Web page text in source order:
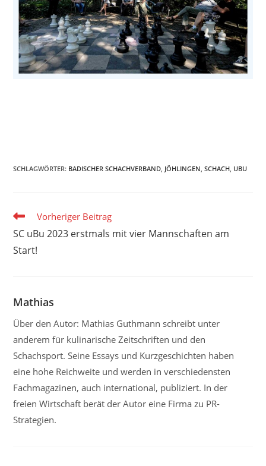
SCHLAGWÖRTER: BADISCHER SCHACHVERBAND, JÖHLINGEN, SCHACH, UBU
Weitere
ansehen
Vorheriger Beitrag
SC uBu 2023 erstmals mit vier Mannschaften am
Start!
Mathias
Über den Autor: Mathias Guthmann schreibt unter
anderem für kulinarische Zeitschriften und den
Schachsport. Seine Essays und Kurzgeschichten haben
eine hohe Reichweite und werden in verschiedensten
Fachmagazinen, auch international, publiziert. In der
freien Wirtschaft berät der Autor eine Firma zu PR-
Strategien.